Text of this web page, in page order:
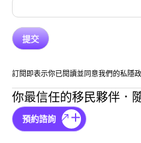
訂閱即表示你已閱讀並同意我們的私隱政
你最信任的移民夥伴．
預約諮詢